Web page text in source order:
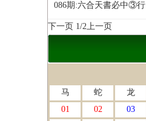
086期:六合天書必中③行
下一页 1/2上一页
马
蛇 龙
01
02 03